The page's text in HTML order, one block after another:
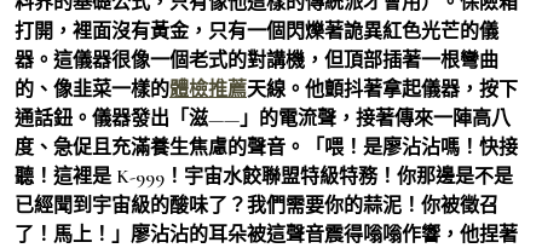
打開，裡面沒有黃金，只有一個閃爍著詭異紅色光芒的儀
器。這儀器很像一個老式的對講機，但頂部插著一根彎曲
的、像韭菜一樣的體檢推薦天線。他顫抖著拿起儀器，按下
通話鈕。儀器發出「滋——」的電流聲，接著傳來一陣高八
度、急促且充滿養生焦慮的聲音。「喂！是廖沾沾嗎！快接
聽！這裡是 K-999！宇宙水餃聯盟特級特務！你那邊是不是
已經聞到宇宙級的酸味了？我們需要你的蒜泥！你被徵召
了！馬上！」廖沾沾的耳朵被這聲音震得嗡嗡作響，他捏著